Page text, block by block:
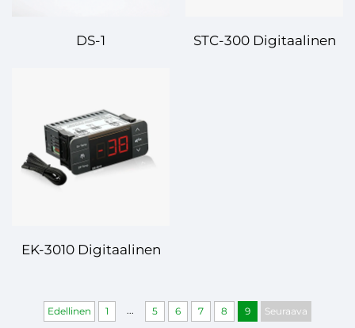
DS-1
STC-300 Digitaalinen
EK-3010 Digitaalinen
Tarkkuus sormien
kärjellä
Edellinen 1 ... 5 6 7 8 9 Seuraava